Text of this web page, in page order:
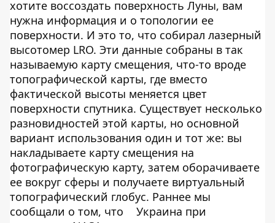
хотите воссоздать поверхность Луны, вам
нужна информация и о топологии ее
поверхности. И это то, что собирал лазерный
высотомер LRO. Эти данные собраны в так
называемую карту смещения, что-то вроде
топографической карты, где вместо
фактической высоты меняется цвет
поверхности спутника. Существует несколько
разновидностей этой карты, но основной
вариант использования один и тот же: вы
накладываете карту смещения на
фотографическую карту, затем оборачиваете
ее вокруг сферы и получаете виртуальный
топографический глобус. Раннее мы
сообщали о том, что
Украина при